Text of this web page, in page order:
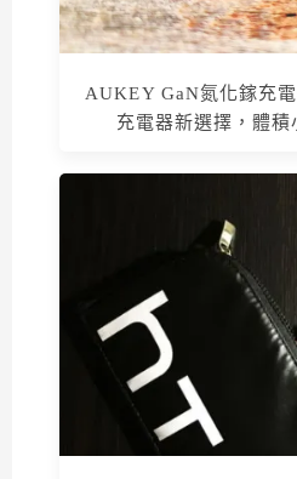
AUKEY GaN氮化鎵充
充電器新選擇，體積